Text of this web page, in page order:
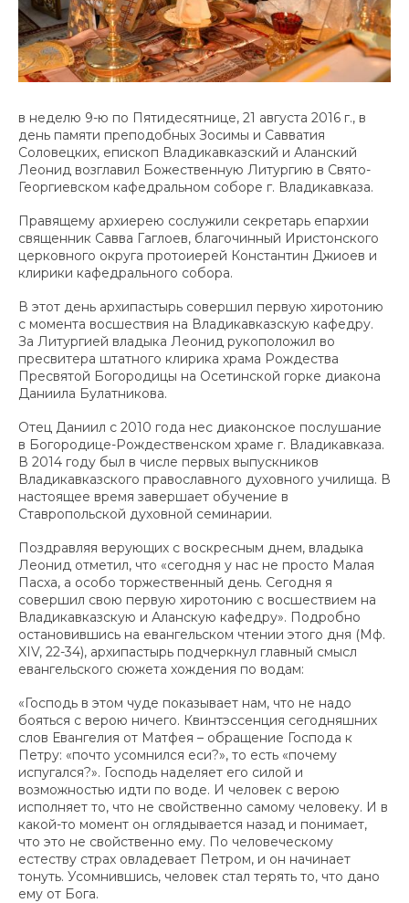
в неделю 9-ю по Пятидесятнице, 21 августа 2016 г., в
день памяти преподобных Зосимы и Савватия
Соловецких, епископ Владикавказский и Аланский
Леонид возглавил Божественную Литургию в Свято-
Георгиевском кафедральном соборе г. Владикавказа.
Правящему архиерею сослужили секретарь епархии
священник Савва Гаглоев, благочинный Иристонского
церковного округа протоиерей Константин Джиоев и
клирики кафедрального собора.
В этот день архипастырь совершил первую хиротонию
с момента восшествия на Владикавказскую кафедру.
За Литургией владыка Леонид рукоположил во
пресвитера штатного клирика храма Рождества
Пресвятой Богородицы на Осетинской горке диакона
Даниила Булатникова.
Отец Даниил с 2010 года нес диаконское послушание
в Богородице-Рождественском храме г. Владикавказа.
В 2014 году был в числе первых выпускников
Владикавказского православного духовного училища. В
настоящее время завершает обучение в
Ставропольской духовной семинарии.
Поздравляя верующих с воскресным днем, владыка
Леонид отметил, что «сегодня у нас не просто Малая
Пасха, а особо торжественный день. Сегодня я
совершил свою первую хиротонию с восшествием на
Владикавказскую и Аланскую кафедру». Подробно
остановившись на евангельском чтении этого дня (Мф.
XIV, 22-34), архипастырь подчеркнул главный смысл
евангельского сюжета хождения по водам:
«Господь в этом чуде показывает нам, что не надо
бояться с верою ничего. Квинтэссенция сегодняшних
слов Евангелия от Матфея – обращение Господа к
Петру: «почто усомнился еси?», то есть «почему
испугался?». Господь наделяет его силой и
возможностью идти по воде. И человек с верою
исполняет то, что не свойственно самому человеку. И в
какой-то момент он оглядывается назад и понимает,
что это не свойственно ему. По человеческому
естеству страх овладевает Петром, и он начинает
тонуть. Усомнившись, человек стал терять то, что дано
ему от Бога.